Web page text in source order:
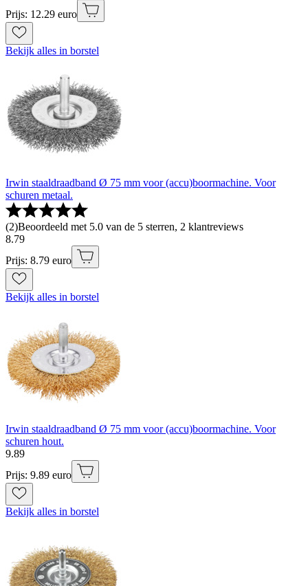
Prijs: 12.29 euro
Bekijk alles in borstel
Irwin staaldraadband Ø 75 mm voor (accu)boormachine. Voor
schuren metaal.
(2)Beoordeeld met 5.0 van de 5 sterren, 2 klantreviews
8.79
Prijs: 8.79 euro
Bekijk alles in borstel
Irwin staaldraadband Ø 75 mm voor (accu)boormachine. Voor
schuren hout.
9.89
Prijs: 9.89 euro
Bekijk alles in borstel